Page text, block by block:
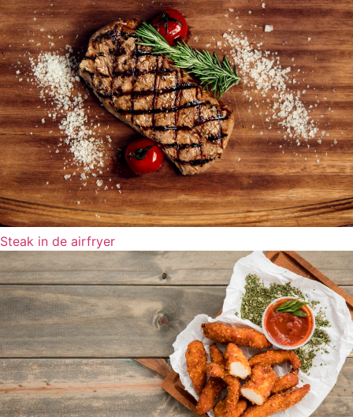
Steak in de airfryer